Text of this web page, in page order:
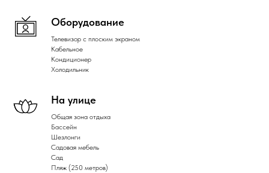
Оборудование
Телевизор с плоским экраном
Кабельное
Кондиционер
Холодильник
На улице
Общая зона отдыха
Бассейн
Шезлонги
Садовая мебель
Сад
Пляж (250 метров)